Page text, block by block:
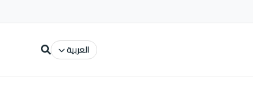
العربية